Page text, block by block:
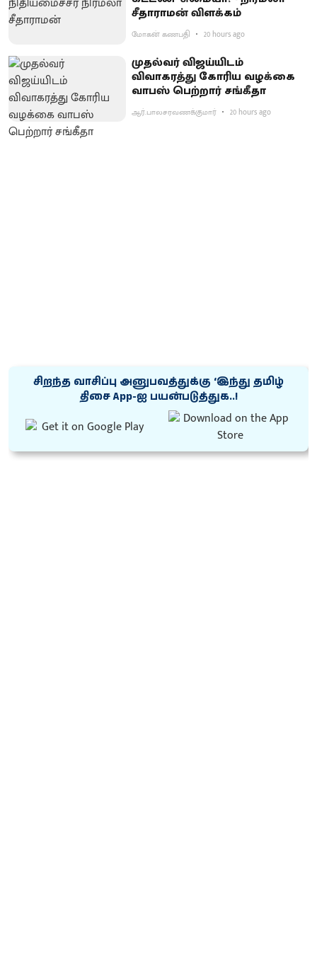
சீதாராமன் விளக்கம்
மோகன் கணபதி 20 hours ago
முதல்வர் விஜய்யிடம்
விவாகரத்து கோரிய வழக்கை
வாபஸ் பெற்றார் சங்கீதா
ஆர்.பாலசரவணக்குமார் 20 hours ago
சிறந்த வாசிப்பு அனுபவத்துக்கு ‘இந்து தமிழ்
திசை App-ஐ பயன்படுத்துக..!